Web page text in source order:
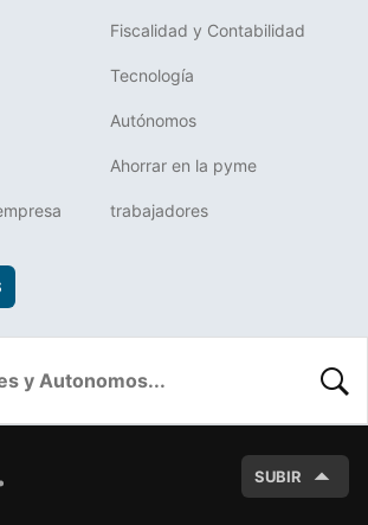
Fiscalidad y Contabilidad
Tecnología
Autónomos
Ahorrar en la pyme
trabajadores
SUBIR